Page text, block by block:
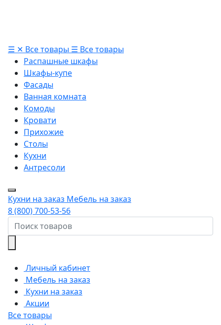
☰ ✕ Все товары ☰ Все товары
Распашные шкафы
Шкафы-купе
Фасады
Ванная комната
Комоды
Кровати
Прихожие
Столы
Кухни
Антресоли
Кухни на заказ Мебель на заказ
8 (800) 700-53-56
Личный кабинет
Мебель на заказ
Кухни на заказ
Акции
Все товары